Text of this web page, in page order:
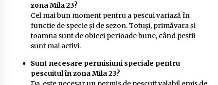
zona Mila 23?
Cel mai bun moment pentru a pescui variază în
funcție de specie și de sezon. Totuși, primăvara și
toamna sunt de obicei perioade bune, când peștii
sunt mai activi.
Sunt necesare permisiuni speciale pentru
pescuitul în zona Mila 23?